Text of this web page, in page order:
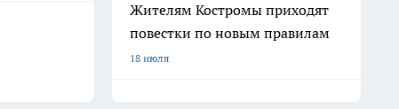
Жителям Костромы приходят
повестки по новым правилам
18 июля